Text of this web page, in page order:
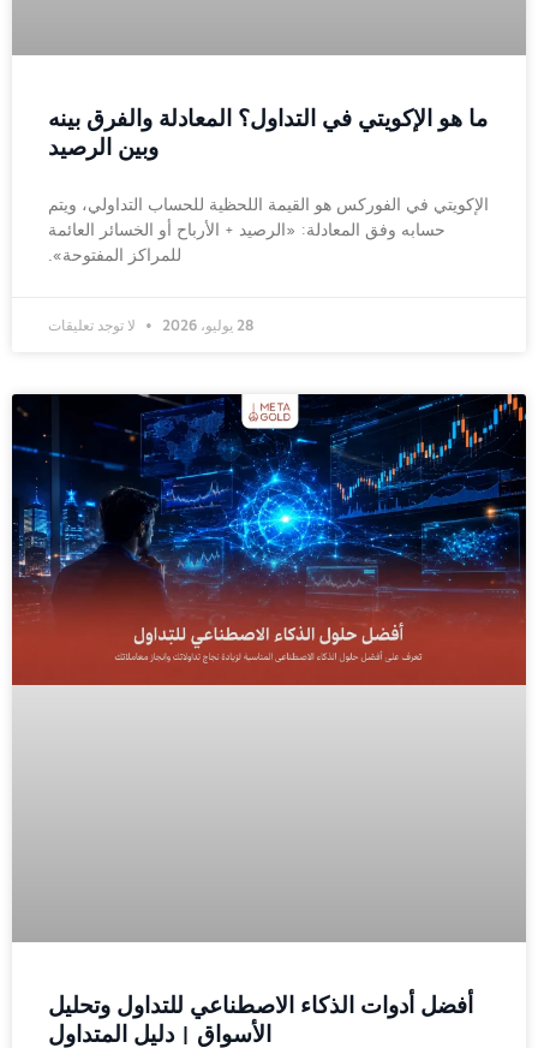
ما هو الإكويتي في التداول؟ المعادلة والفرق بينه
وبين الرصيد
الإكويتي في الفوركس هو القيمة اللحظية للحساب التداولي، ويتم
حسابه وفق المعادلة: «الرصيد + الأرباح أو الخسائر العائمة
للمراكز المفتوحة».
28 يوليو، 2026 لا توجد تعليقات
أفضل أدوات الذكاء الاصطناعي للتداول وتحليل
الأسواق | دليل المتداول